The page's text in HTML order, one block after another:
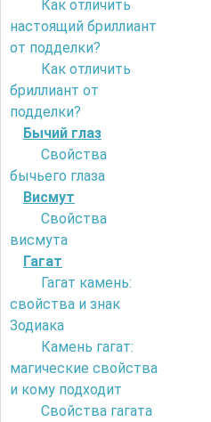
Как отличить
настоящий бриллиант
от подделки?
Как отличить
бриллиант от
подделки?
Бычий глаз
Свойства
бычьего глаза
Висмут
Свойства
висмута
Гагат
Гагат камень:
свойства и знак
Зодиака
Камень гагат:
магические свойства
и кому подходит
Свойства гагата